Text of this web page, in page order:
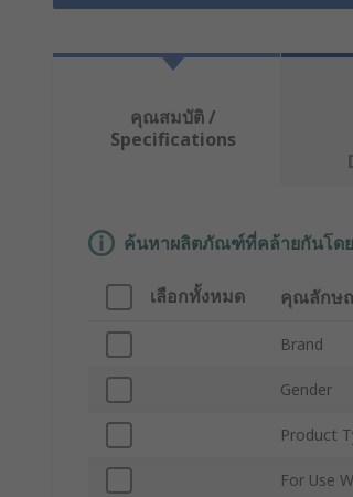
คุณสมบัติ /
Specifications
ค้นหาผลิตภัณฑ์ที่คล้ายกันโด
เลือกทั้งหมด คุณลักษ
Brand
Gender
Product
For Use